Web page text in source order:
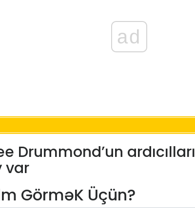
ad
Drummond’un ardıcılları
var
GörməK Üçün?